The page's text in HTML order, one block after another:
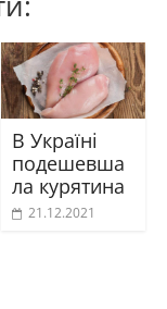
В Україні
подешевша
ла курятина
21.12.2021